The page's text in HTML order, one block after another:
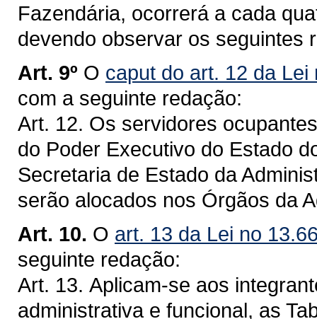
Fazendária, ocorrerá a cada
devendo observar os seguintes
Art. 9º O caput do art. 12 da Lei
com a seguinte redação:
Art. 12. Os servidores
do Poder Executivo do Estado
Secretaria de Estado da
serão alocados nos Órgãos da
Art. 10. O art. 13 da Lei no
seguinte redação:
Art. 13. Aplicam-se aos
administrativa e funcional, as